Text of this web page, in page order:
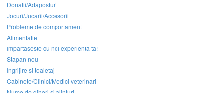
Donatii/Adaposturi
Jocuri/Jucarii/Accesorii
Probleme de comportament
Alimentatie
Impartaseste cu noi experienta ta!
Stapan nou
Ingrijire si toaletaj
Cabinete/Clinici/Medici veterinari